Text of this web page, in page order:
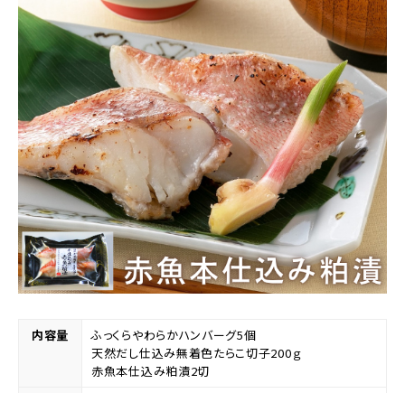
内容量
ふっくらやわらかハンバーグ5個
天然だし仕込み無着色たらこ切子200ｇ
赤魚本仕込み粕漬2切